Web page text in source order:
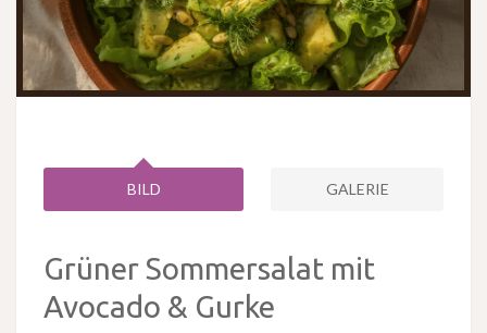
BILD GALERIE
Grüner Sommersalat mit
Avocado & Gurke